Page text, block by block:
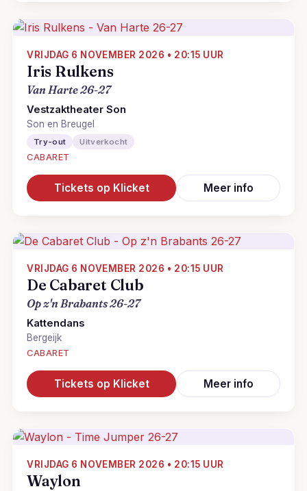
VRIJDAG 6 NOVEMBER 2026 • 20:15 UUR
Iris Rulkens
Van Harte 26-27
Vestzaktheater Son
Son en Breugel
Try-out Uitverkocht
CABARET
Tickets op Klicket Meer info
VRIJDAG 6 NOVEMBER 2026 • 20:15 UUR
De Cabaret Club
Op z'n Brabants 26-27
Kattendans
Bergeijk
CABARET
Tickets op Klicket Meer info
VRIJDAG 6 NOVEMBER 2026 • 20:15 UUR
Waylon